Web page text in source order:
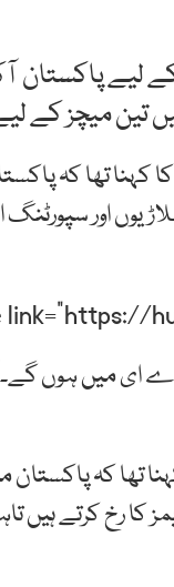
لیے
تین میچز کے
تھا کہ
اور
تھا کہ
رخ کرتے ہیں